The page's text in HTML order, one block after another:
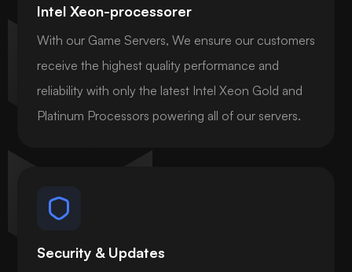
Intel Xeon-processorer
With our Game Servers, We ensure our customers
receive the highest quality performance and
reliability with only the latest Intel Xeon Gold and
Platinum Processors powering all of our servers.
Security & Updates